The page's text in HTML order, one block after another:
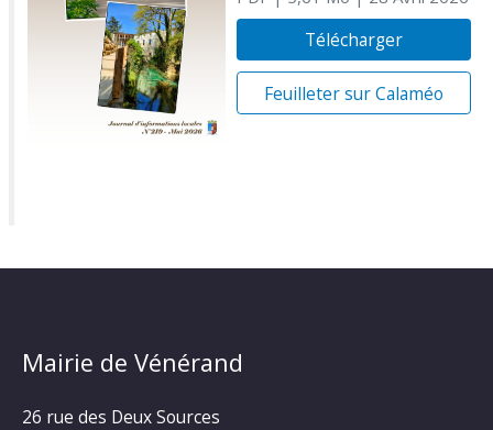
Télécharger
Feuilleter sur Calaméo
Mairie de Vénérand
26 rue des Deux Sources